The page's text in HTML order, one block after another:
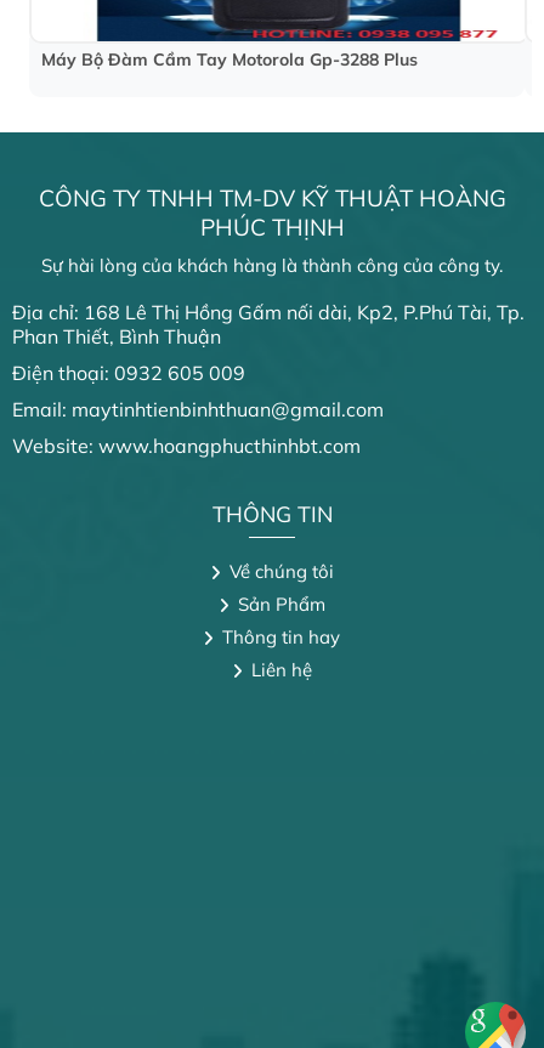
Máy Bộ Đàm Cầm Tay Motorola Gp-3288 Plus
CÔNG TY TNHH TM-DV KỸ THUẬT HOÀNG
PHÚC THỊNH
Sự hài lòng của khách hàng là thành công của công ty.
Địa chỉ: 168 Lê Thị Hồng Gấm nối dài, Kp2, P.Phú Tài, Tp.
Phan Thiết, Bình Thuận
Điện thoại: 0932 605 009
Email: maytinhtienbinhthuan@gmail.com
Website: www.hoangphucthinhbt.com
THÔNG TIN
Về chúng tôi
Sản Phẩm
Thông tin hay
Liên hệ